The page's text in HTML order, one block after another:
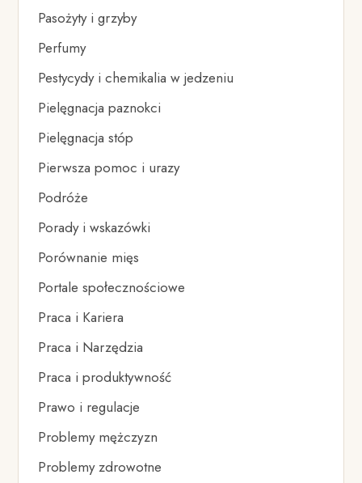
Pasożyty i grzyby
Perfumy
Pestycydy i chemikalia w jedzeniu
Pielęgnacja paznokci
Pielęgnacja stóp
Pierwsza pomoc i urazy
Podróże
Porady i wskazówki
Porównanie mięs
Portale społecznościowe
Praca i Kariera
Praca i Narzędzia
Praca i produktywność
Prawo i regulacje
Problemy mężczyzn
Problemy zdrowotne